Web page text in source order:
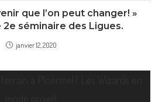
que l’on peut changer! »
2e séminaire des Ligues.
janvier 12, 2020